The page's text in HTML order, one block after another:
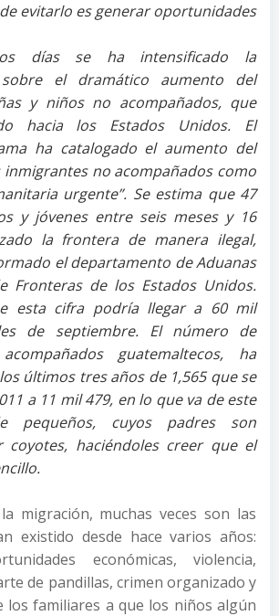
evitarlo es generar oportunidades
días se ha intensificado la
sobre el dramático aumento del
y niños no acompañados, que
hacia los Estados Unidos. El
ha catalogado el aumento del
no acompañados como
urgente”. Se estima que 47
y jóvenes entre seis meses y 16
la frontera de manera ilegal,
el departamento de Aduanas
Fronteras de los Estados Unidos.
esta cifra podría llegar a 60 mil
de septiembre. El número de
guatemaltecos, ha
últimos tres años de 1,565 que se
a 11 mil 479, en lo que va de este
pequeños, cuyos padres son
coyotes, haciéndoles creer que el
migración, muchas veces son las
existido desde hace varios años:
económicas, violencia,
de pandillas, crimen organizado y
los familiares a que los niños algún